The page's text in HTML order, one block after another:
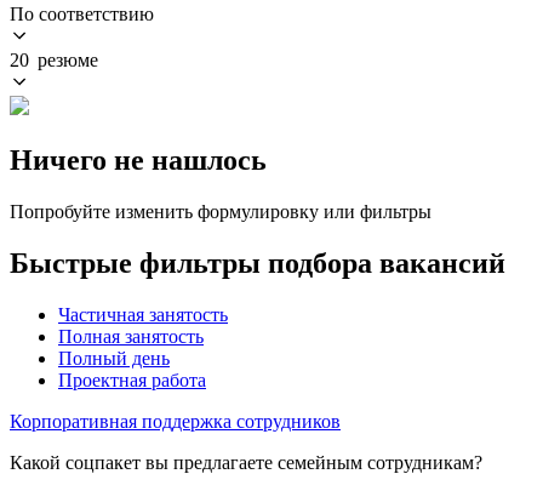
По соответствию
20 резюме
Ничего не нашлось
Попробуйте изменить формулировку или фильтры
Быстрые фильтры подбора вакансий
Частичная занятость
Полная занятость
Полный день
Проектная работа
Корпоративная поддержка сотрудников
Какой соцпакет вы предлагаете семейным сотрудникам?